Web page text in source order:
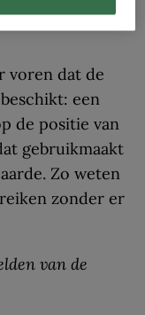
zichzelf
voren dat de
een
de positie van
gebruikmaakt
Zo weten
zonder er
van de